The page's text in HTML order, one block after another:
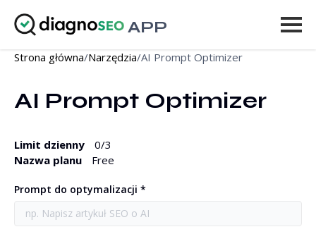
APP
Narzędzia
Cennik
Zaloguj się
ULEPSZ
Strona główna/Narzędzia/AI Prompt Optimizer
AI Prompt Optimizer
Limit dzienny 0/3
Nazwa planu
Free
Prompt do optymalizacji *